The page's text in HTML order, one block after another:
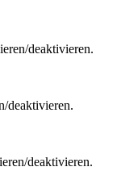
deaktivieren.
deaktivieren.
deaktivieren.